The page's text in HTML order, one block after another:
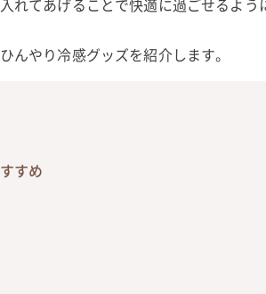
れてあげることで快適に過ごせるよう
やり冷感グッズを紹介します。
すめ